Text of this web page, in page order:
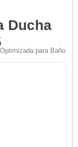
Ducha
para Baño